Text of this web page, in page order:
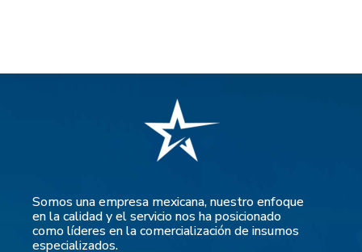
Somos una empresa mexicana, nuestro enfoque
en la calidad y el servicio nos ha posicionado
como líderes en la comercialización de insumos
especializados.